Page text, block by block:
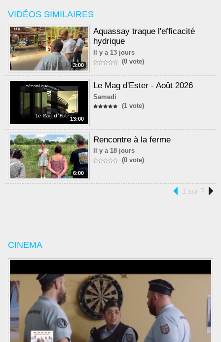
VIDÉOS SIMILAIRES
3:00
Aquassay traque l'efficacité
hydrique
Il y a 13 jours
(0 vote)
13:00
Le Mag d'Ester - Août 2026
Samedi
(1 vote)
6:00
Rencontre à la ferme
Il y a 18 jours
(0 vote)
1 sur 7
CINEMA